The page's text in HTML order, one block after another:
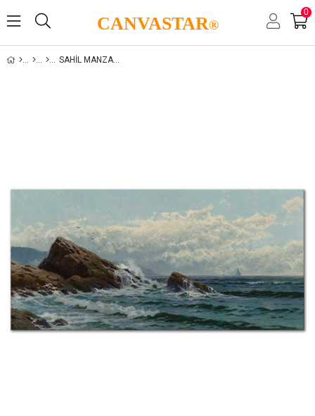
CANVASTAR®
0
SAHIL MANZARALARI